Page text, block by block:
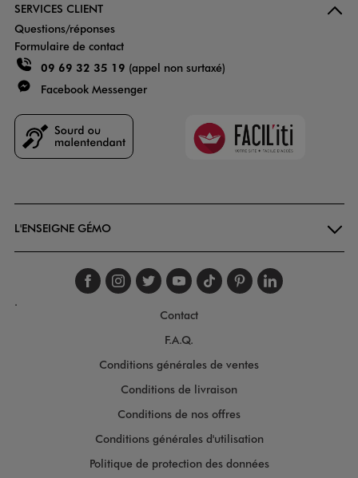
SERVICES CLIENT
Questions/réponses
Formulaire de contact
09 69 32 35 19 (appel non surtaxé)
Facebook Messenger
Faciliti
L'ENSEIGNE GÉMO
Suivez-nous sur
Suivez-nous sur
Suivez-nous sur
Suivez-nous
Suivez-nous
Suivez-
.
Contact
F.A.Q.
Conditions générales de ventes
Conditions de livraison
Conditions de nos offres
Conditions générales d'utilisation
Politique de protection des données